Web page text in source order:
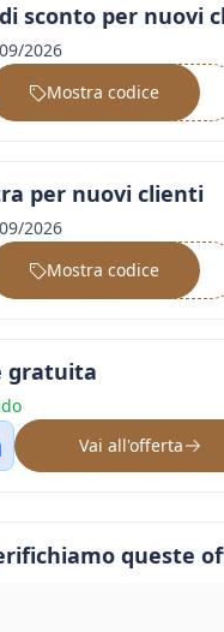
sconto per nuovi
2026
••••••
Mostra codice
per nuovi clienti
2026
••••••
Mostra codice
gratuita
Vai all'offerta
queste